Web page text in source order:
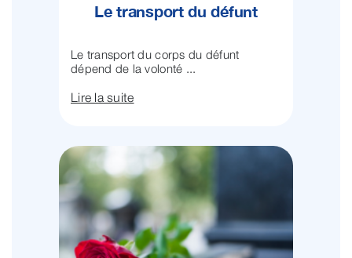
Le transport du défunt
Le transport du corps du défunt
dépend de la volonté ...
Lire la suite